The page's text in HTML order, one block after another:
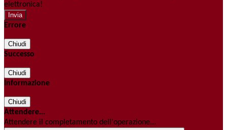
elettronica!
Errore
Chiudi
Successo
Chiudi
Informazione
Chiudi
Attendere...
Attendere il completamento dell'operazione...